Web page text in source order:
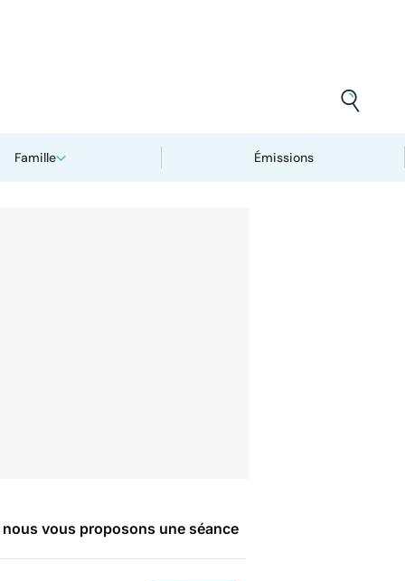
Famille Émissions
vous proposons une séance